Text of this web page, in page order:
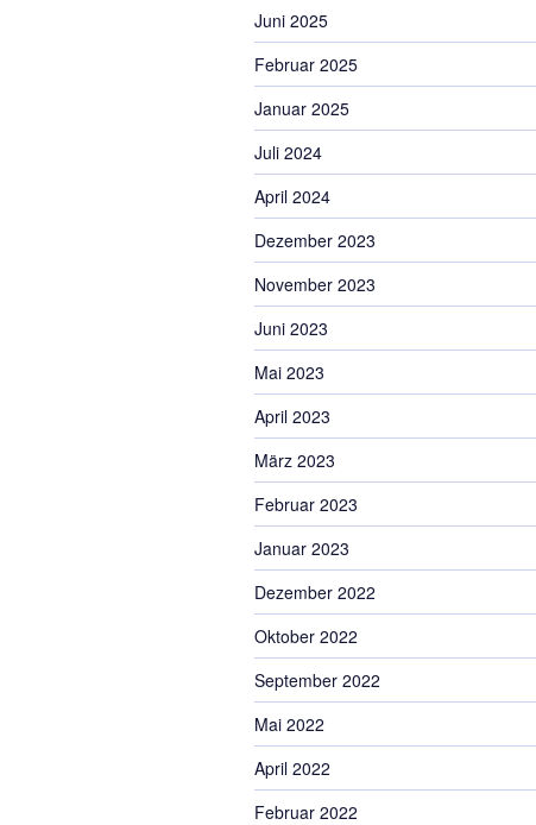
Juni 2025
Februar 2025
Januar 2025
Juli 2024
April 2024
Dezember 2023
November 2023
Juni 2023
Mai 2023
April 2023
März 2023
Februar 2023
Januar 2023
Dezember 2022
Oktober 2022
September 2022
Mai 2022
April 2022
Februar 2022